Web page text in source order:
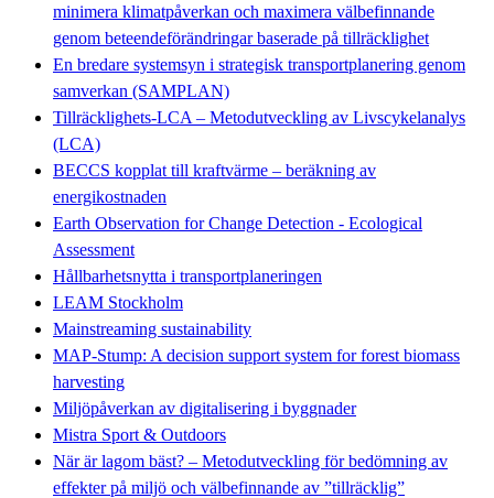
minimera klimatpåverkan och maximera välbefinnande
genom beteendeförändringar baserade på tillräcklighet
En bredare systemsyn i strategisk transportplanering genom
samverkan (SAMPLAN)
Tillräcklighets-LCA – Metodutveckling av Livscykelanalys
(LCA)
BECCS kopplat till kraftvärme – beräkning av
energikostnaden
Earth Observation for Change Detection - Ecological
Assessment
Hållbarhetsnytta i transportplaneringen
LEAM Stockholm
Mainstreaming sustainability
MAP-Stump: A decision support system for forest biomass
harvesting
Miljöpåverkan av digitalisering i byggnader
Mistra Sport & Outdoors
När är lagom bäst? – Metodutveckling för bedömning av
effekter på miljö och välbefinnande av ”tillräcklig”